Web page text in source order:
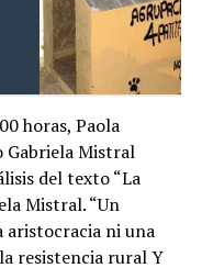
horas, Paola
Gabriela Mistral
del texto “La
Mistral. “Un
aristocracia ni una
resistencia rural Y